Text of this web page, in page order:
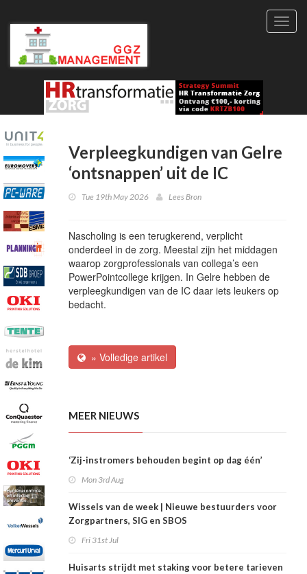
Verpleegkundigen van Gelre
‘ontsnappen’ uit de IC
Tue 19th May 2026 Lees Bron
Nascholing is een terugkerend, verplicht
onderdeel in de zorg. Meestal zijn het middagen
waarop zorgprofessionals van collega’s een
PowerPointcollege krijgen. In Gelre hebben de
verpleegkundigen van de IC daar iets leukers op
bedacht.
» Volledige artikel
MEER NIEUWS
‘Zij-instromers behouden begint op dag één’
Mon 3rd Aug
Wissels van de week | Nieuwe bestuurders voor
Zorgpartners, SIG en SBOS
Fri 31st Jul
Huisarts strijdt met staking voor betere tarieven